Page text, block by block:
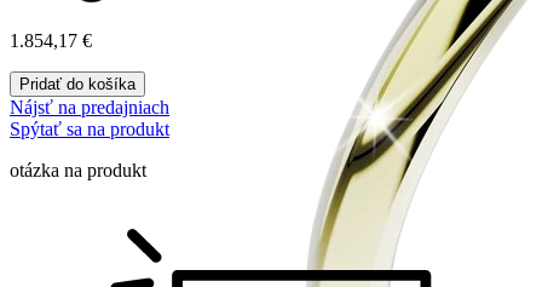
1.854,17 €
Pridať do košíka
Nájsť na predajniach
Spýtať sa na produkt
otázka na produkt